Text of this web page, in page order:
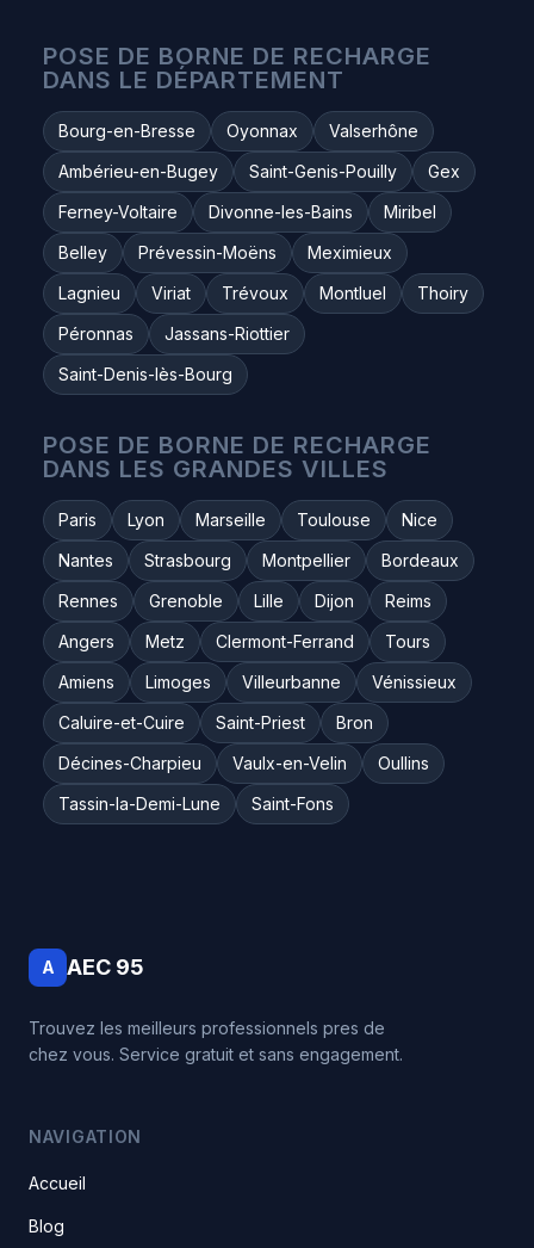
POSE DE BORNE DE RECHARGE
DANS LE DÉPARTEMENT
Bourg-en-Bresse Oyonnax
Valserhône
Ambérieu-en-Bugey
Saint-Genis-Pouilly
Gex
Ferney-Voltaire
Divonne-les-Bains
Miribel
Belley
Prévessin-Moëns
Meximieux
Lagnieu
Viriat Trévoux Montluel
Thoiry
Péronnas
Jassans-Riottier
Saint-Denis-lès-Bourg
POSE DE BORNE DE RECHARGE
DANS LES GRANDES VILLES
Paris Lyon Marseille Toulouse
Nice
Nantes
Strasbourg Montpellier
Bordeaux
Rennes
Grenoble Lille Dijon
Reims
Angers
Metz Clermont-Ferrand
Tours
Amiens
Limoges Villeurbanne
Vénissieux
Caluire-et-Cuire
Saint-Priest
Bron
Décines-Charpieu
Vaulx-en-Velin
Oullins
Tassin-la-Demi-Lune
Saint-Fons
A AEC 95
Trouvez les meilleurs professionnels pres de
chez vous. Service gratuit et sans engagement.
NAVIGATION
Accueil
Blog